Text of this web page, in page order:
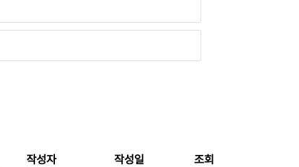
작성자 작성일 조회